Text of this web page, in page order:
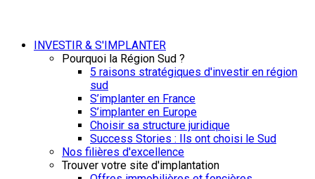
INVESTIR & S'IMPLANTER
Pourquoi la Région Sud ?
5 raisons stratégiques d'investir en région
sud
S’implanter en France
S’implanter en Europe
Choisir sa structure juridique
Success Stories : Ils ont choisi le Sud
Nos filières d'excellence
Trouver votre site d'implantation